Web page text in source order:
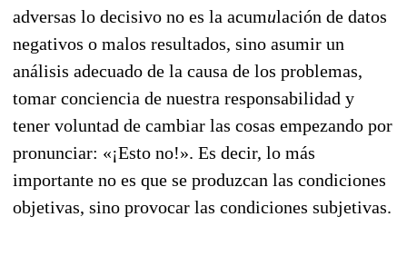
adversas lo decisivo no es la acumulación de datos
negativos o malos resultados, sino asumir un
análisis adecuado de la causa de los problemas,
tomar conciencia de nuestra responsabilidad y
tener voluntad de cambiar las cosas empezando por
pronunciar: «¡Esto no!». Es decir, lo más
importante no es que se produzcan las condiciones
objetivas, sino provocar las condiciones subjetivas.